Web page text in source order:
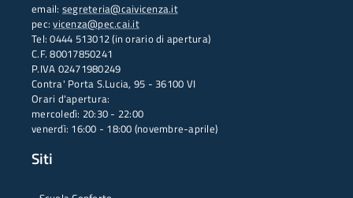
email: segreteria@caivicenza.it
pec:vicenza@pec.cai.it
Tel: 0444 513012 (in orario di apertura)
C.F. 80017850241
P.IVA 02471980249
Contra' Porta S.Lucia, 95 - 36100 VI
Orari d'apertura:
mercoledì: 20:30 - 22:00
venerdì: 16:00 - 18:00 (novembre-aprile)
Siti